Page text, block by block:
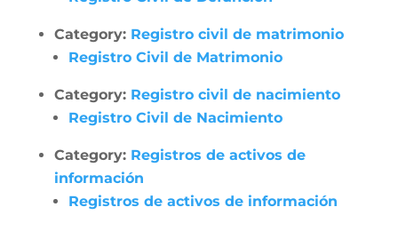
Category: Registro civil de matrimonio
Registro Civil de Matrimonio
Category: Registro civil de nacimiento
Registro Civil de Nacimiento
Category: Registros de activos de
información
Registros de activos de información